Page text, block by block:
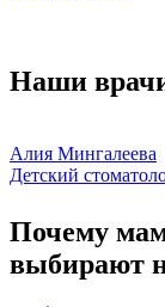
Наши
Алия Мингалеева
Детский
Почему
выбирают